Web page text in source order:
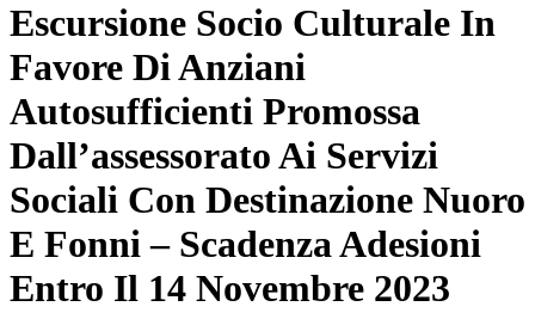
Escursione Socio Culturale In
Favore Di Anziani
Autosufficienti Promossa
Dall’assessorato Ai Servizi
Sociali Con Destinazione Nuoro
E Fonni – Scadenza Adesioni
Entro Il 14 Novembre 2023